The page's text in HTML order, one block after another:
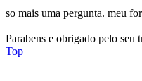
so mais uma pergunta. meu
Parabens e obrigado pelo seu
Top